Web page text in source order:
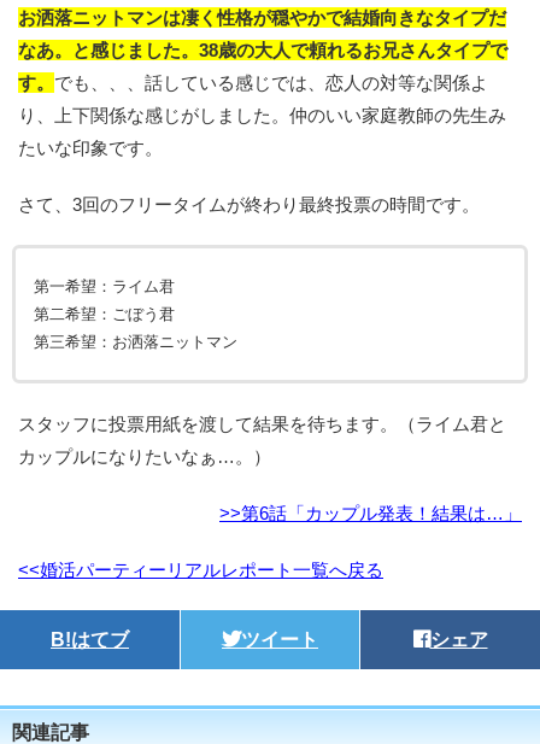
お洒落ニットマンは凄く性格が穏やかで結婚向きなタイプだ
なあ。と感じました。38歳の大人で頼れるお兄さんタイプで
す。 でも、、、話している感じでは、恋人の対等な関係よ
り、上下関係な感じがしました。仲のいい家庭教師の先生み
たいな印象です。
さて、3回のフリータイムが終わり最終投票の時間です。
第一希望：ライム君
第二希望：ごぼう君
第三希望：お洒落ニットマン
スタッフに投票用紙を渡して結果を待ちます。（ライム君と
カップルになりたいなぁ…。）
>>第6話「カップル発表！結果は…」
<<婚活パーティーリアルレポート一覧へ戻る
B!はてブ ツイート シェア
関連記事